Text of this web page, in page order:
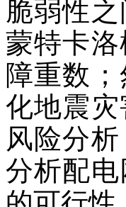
脆弱性
蒙特卡
障重数
化地震
风险分
分析配